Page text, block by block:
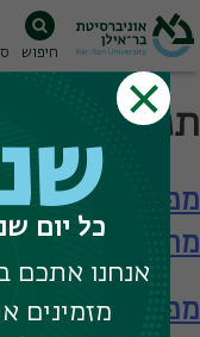
Skip
to
חיפוש
תגית חיפוש:
מפגש עם
מתקדמים
מפגש עם
כל יום
אנחנו אתכם
מזמינים